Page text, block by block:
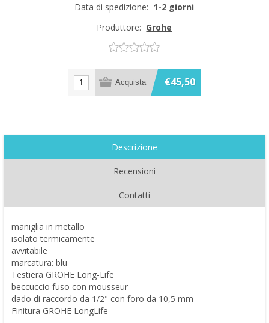
Data di spedizione: 1-2 giorni
Produttore: Grohe
€45,50
Descrizione
Recensioni
Contatti
maniglia in metallo
isolato termicamente
avvitabile
marcatura: blu
Testiera GROHE Long-Life
beccuccio fuso con mousseur
dado di raccordo da 1/2" con foro da 10,5 mm
Finitura GROHE LongLife